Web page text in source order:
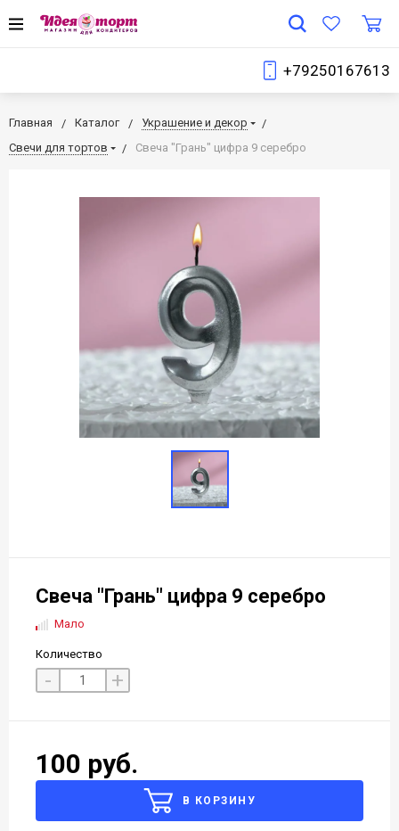
+79250167613
Главная Каталог
Украшение и декор
Свечи для тортов
Свеча "Грань" цифра 9 серебро
Свеча "Грань" цифра 9 серебро
Мало
Количество
- +
100 руб.
В КОРЗИНУ